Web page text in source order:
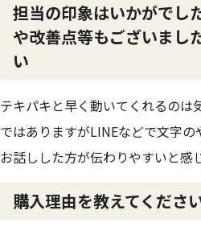
担当の印象はいかがでし
や改善点等もございまし
い
テキパキと早く動いてくれるのは
ではありますがLINEなどで文字
お話しした方が伝わりやすいと感
購入理由を教えてくださ